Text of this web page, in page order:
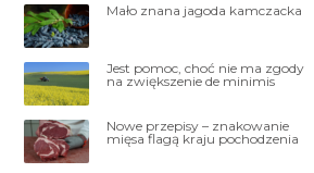
Mało znana jagoda kamczacka
Jest pomoc, choć nie ma zgody
na zwiększenie de minimis
Nowe przepisy – znakowanie
mięsa flagą kraju pochodzenia